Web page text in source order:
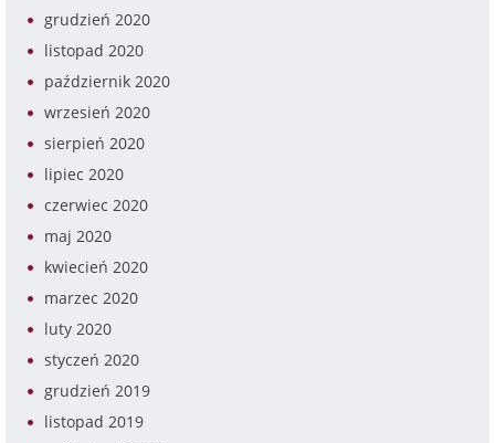
grudzień 2020
listopad 2020
październik 2020
wrzesień 2020
sierpień 2020
lipiec 2020
czerwiec 2020
maj 2020
kwiecień 2020
marzec 2020
luty 2020
styczeń 2020
grudzień 2019
listopad 2019